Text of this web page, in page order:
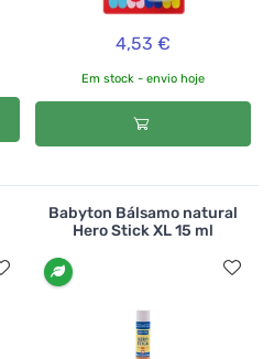
4,53 €
Em stock - envio hoje
Babyton Bálsamo natural
Hero Stick XL 15 ml